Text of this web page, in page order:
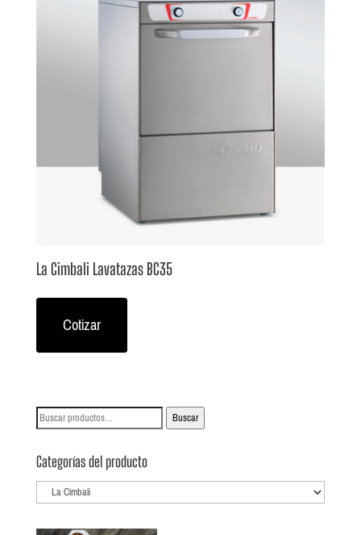
La Cimbali Lavatazas BC35
Cotizar
Buscar
Buscar
Categorías del producto